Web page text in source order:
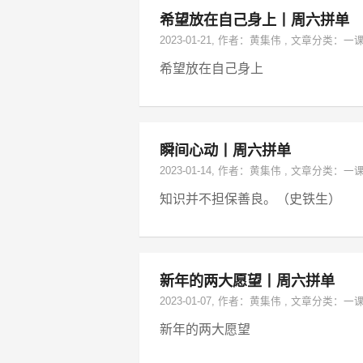
希望放在自己身上丨周六拼单
2023-01-21, 作者： 黄集伟 , 文章分类： 一
希望放在自己身上
瞬间心动丨周六拼单
2023-01-14, 作者： 黄集伟 , 文章分类： 一
知识并不担保善良。（史铁生）
新年的两大愿望丨周六拼单
2023-01-07, 作者： 黄集伟 , 文章分类： 一
新年的两大愿望